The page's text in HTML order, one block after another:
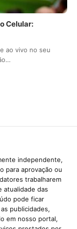
Celular:
ao vivo no seu
independente,
para aprovação ou
trabalharem
atualidade das
pode ficar
publicidades,
em nosso portal,